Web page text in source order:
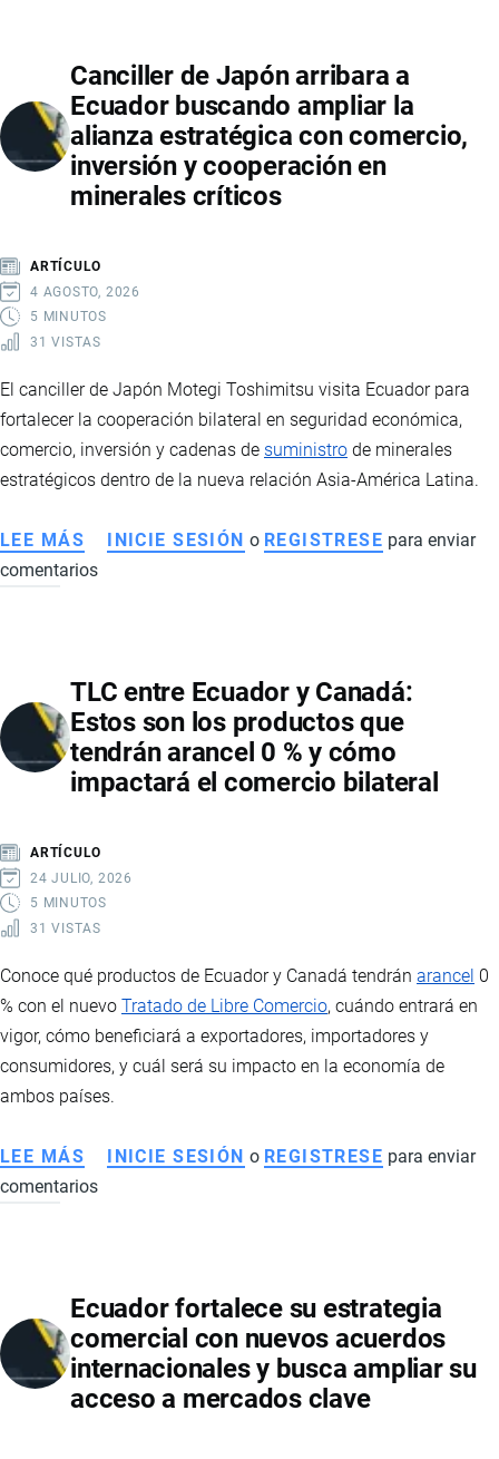
DISPUTA
COMERCIAL:
MEDIDAS,
ARANCELES
Y
Canciller de Japón arribara a
Ecuador buscando ampliar la
alianza estratégica con comercio,
inversión y cooperación en
minerales críticos
ARTÍCULO
4 AGOSTO, 2026
5 MINUTOS
31 VISTAS
El canciller de Japón Motegi Toshimitsu visita Ecuador para
fortalecer la cooperación bilateral en seguridad económica,
comercio, inversión y cadenas de suministro de minerales
estratégicos dentro de la nueva relación Asia-América Latina.
LEE MÁS SOBRE
CANCILLER
A
ECUADOR
BUSCANDO
AMPLIAR
ESTRATÉGICA
CON
COMERCIO,
COOPERACIÓN
MINERALES
INICIE SESIÓN o REGISTRESE para enviar
comentarios
TLC entre Ecuador y Canadá:
Estos son los productos que
tendrán arancel 0 % y cómo
impactará el comercio bilateral
ARTÍCULO
24 JULIO, 2026
5 MINUTOS
31 VISTAS
Conoce qué productos de Ecuador y Canadá tendrán arancel 0
% con el nuevo Tratado de Libre Comercio, cuándo entrará en
vigor, cómo beneficiará a exportadores, importadores y
consumidores, y cuál será su impacto en la economía de
ambos países.
LEE MÁS SOBRE
TLC
CANADÁ:
ESTOS
SON
LOS
INICIE SESIÓN o REGISTRESE para enviar
comentarios
Ecuador fortalece su estrategia
comercial con nuevos acuerdos
internacionales y busca ampliar su
acceso a mercados clave